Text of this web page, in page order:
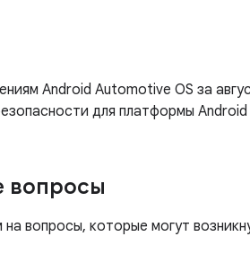
Android Automotive OS за
для платформы
вопросы
вопросы, которые могут